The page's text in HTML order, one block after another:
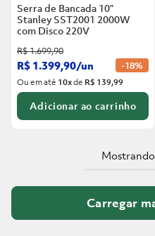
Serra de Bancada 10”
Stanley SST2001 2000W
com Disco 220V
R$1.699,90
R$ 1.399,90/un -18%
Ou em até 10xde R$ 139,99
Adicionar ao carrinho
Mostrando